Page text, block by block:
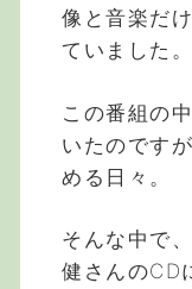
像と音楽だ
ていました。
この番組の
いたのです
める日々。
そんな中で
健さんのCD